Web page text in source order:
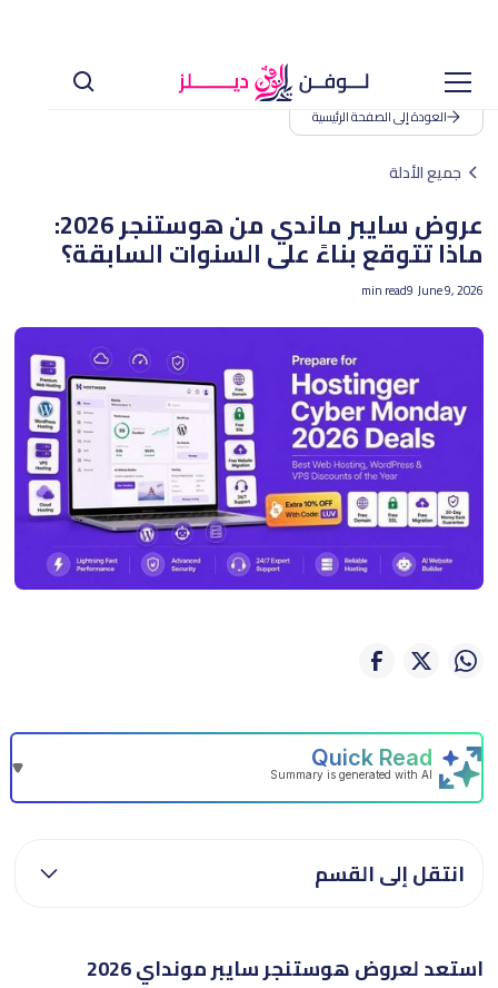
العودة إلى الصفحة الرئيسية
جميع الأدلة
عروض سايبر ماندي من هوستنجر 2026:
ماذا تتوقع بناءً على السنوات السابقة؟
June 9, 2026
9
min read
استعد لعروض هوستنجر سايبر مونداي 2026
انتقل إلى القسم